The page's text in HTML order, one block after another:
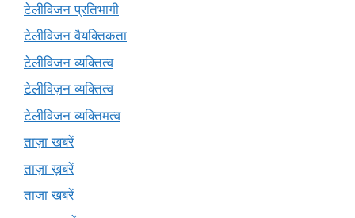
टेलीविजन प्रतिभागी
टेलीविजन वैयक्तिकता
टेलीविजन व्यक्तित्व
टेलीविज़न व्यक्तित्व
टेलीविजन व्यक्तिमत्व
ताज़ा खबरें
ताज़ा ख़बरें
ताजा खबरें